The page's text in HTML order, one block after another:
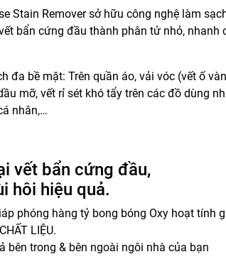
Stain Remover sở hữu công nghệ làm
bẩn cứng đầu thành phân tử nhỏ,
đa bề mặt: Trên quần áo, vải vóc (vết ố
mỡ, vết rỉ sét khó tẩy trên các đồ dùng
nhân,…
vết bẩn cứng đầu,
hôi hiệu quả.
phóng hàng tỷ bong bóng Oxy hoạt
LIỆU.
bên trong & bên ngoài ngôi nhà của bạn